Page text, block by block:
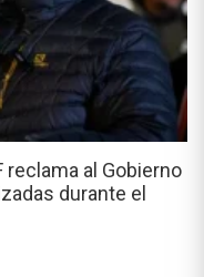
reclama al Gobierno
durante el